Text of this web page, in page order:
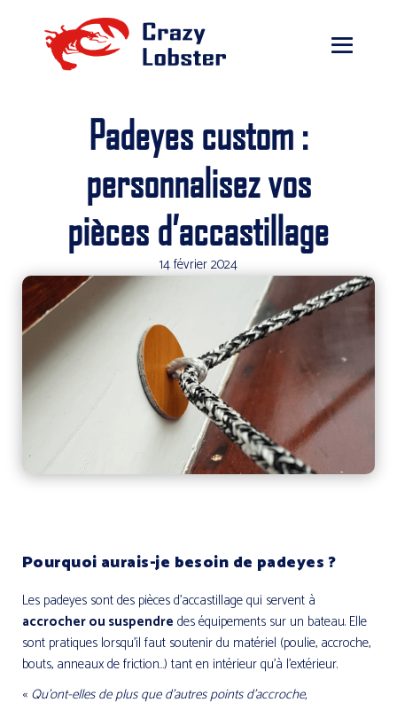
Padeyes custom :
personnalisez vos
pièces d’accastillage
14 février 2024
Pourquoi aurais-je besoin de padeyes ?
Les padeyes sont des pièces d’accastillage qui servent à
accrocher ou suspendre des équipements sur un bateau. Elle
sont pratiques lorsqu’il faut soutenir du matériel (poulie, accroche,
bouts, anneaux de friction…) tant en intérieur qu’à l’extérieur.
« Qu’ont-elles de plus que d’autres points d’accroche,